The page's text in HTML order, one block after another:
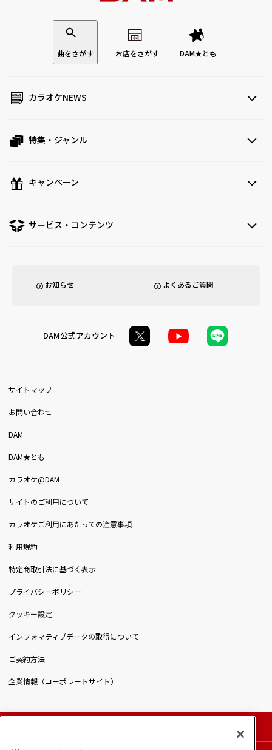
曲をさがす お店をさがす DAM★とも
カラオケNEWS
特集・ジャンル
キャンペーン
サービス・コンテンツ
お知らせ よくあるご質問
DAM公式アカウント
サイトマップ
お問い合わせ
DAM
DAM★とも
カラオケ@DAM
サイトのご利用について
カラオケご利用にあたっての注意事項
利用規約
特定商取引法に基づく表示
プライバシーポリシー
クッキー設定
インフォマティブデータの取得について
ご契約方法
企業情報（コーポレートサイト）